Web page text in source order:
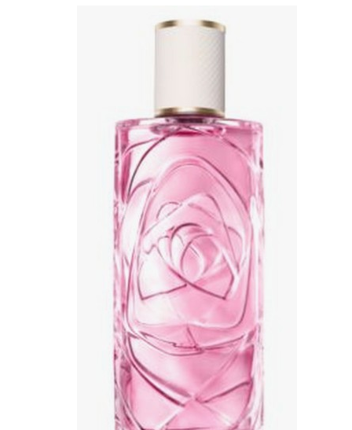
MAKE UP
Base/ Primer Occhi
Palette E Cofanetti Occhi
Palette E Cofanetti Viso
Palette E Cofanetti Labbra
Cipria
Fard/Blush
Terre Abbronzanti
Illuminante Viso